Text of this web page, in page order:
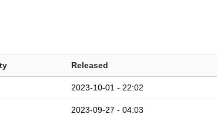
Released
2023-10-01 - 22:02
2023-09-27 - 04:03